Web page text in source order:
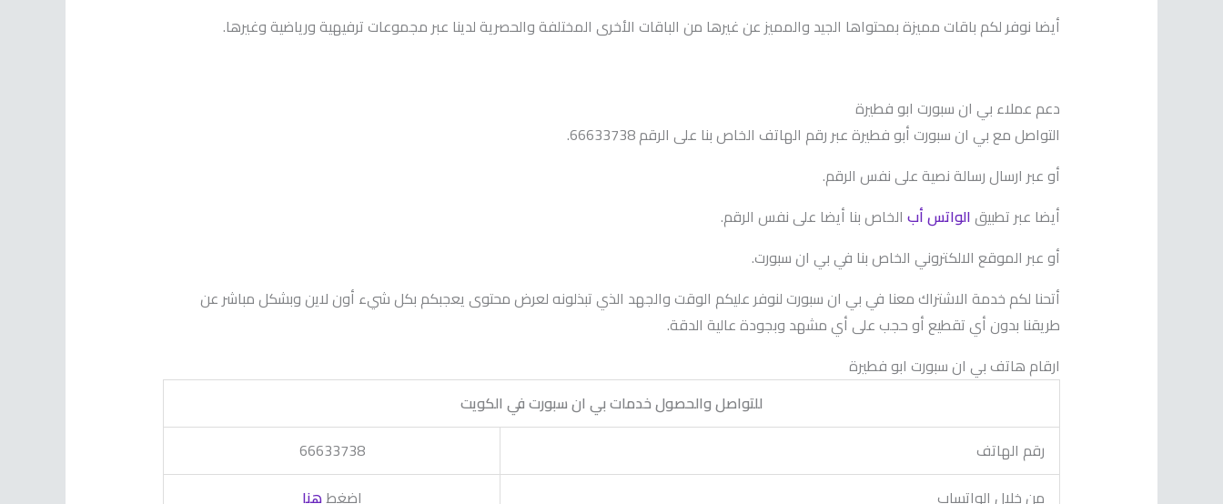
أيضا نوفر لكم باقات مميزة بمحتواها الجيد والمميز عن غيرها من الباقات الأخرى المختلفة والحصرية لدينا عبر مجموعات ترفيهية ورياضية وغيرها.
دعم عملاء بي ان سبورت ابو فطيرة
التواصل مع بي ان سبورت أبو فطيرة عبر رقم الهاتف الخاص بنا على الرقم 66633738.
أو عبر ارسال رسالة نصية على نفس الرقم.
أيضا عبر تطبيقالواتس أبالخاص بنا أيضا على نفس الرقم.
أو عبر الموقع الالكتروني الخاص بنا في بي ان سبورت.
أتحنا لكم خدمة الاشتراك معنا في بي ان سبورت لنوفر عليكم الوقت والجهد الذي تبذلونه لعرض محتوى يعجبكم بكل شيء أون لاين وبشكل مباشر عن
طريقنا بدون أي تقطيع أو حجب على أي مشهد وبجودة عالية الدقة.
ارقام هاتف بي ان سبورت ابو فطيرة
للتواصل والحصول خدمات بي ان سبورت في الكويت
رقم الهاتف
66633738
من خلال الواتساب
اضغطهنا